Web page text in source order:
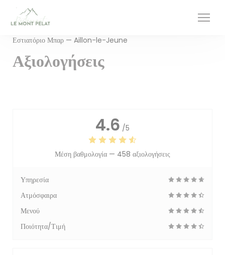
Πίνακας διαχείρισης "Μπισκότων" (Cookies)
Εστιατόριο Μπαρ — Aillon-le-Jeune
Αξιολογήσεις
4.6 /5
Μέση βαθμολογία — 458 αξιολογήσεις
Υπηρεσία
Ατμόσφαιρα
Μενού
Ποιότητα/Τιμή